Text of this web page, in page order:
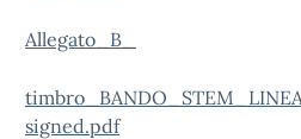
Allegato_B_
signed.pdf